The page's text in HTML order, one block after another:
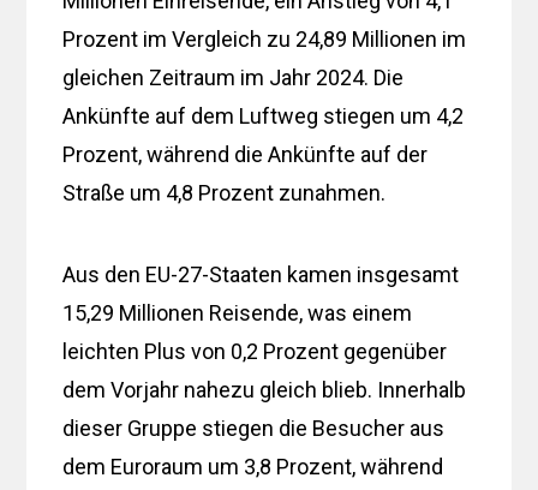
Prozent im Vergleich zu 24,89 Millionen im
gleichen Zeitraum im Jahr 2024. Die
Ankünfte auf dem Luftweg stiegen um 4,2
Prozent, während die Ankünfte auf der
Straße um 4,8 Prozent zunahmen.
Aus den EU-27-Staaten kamen insgesamt
15,29 Millionen Reisende, was einem
leichten Plus von 0,2 Prozent gegenüber
dem Vorjahr nahezu gleich blieb. Innerhalb
dieser Gruppe stiegen die Besucher aus
dem Euroraum um 3,8 Prozent, während